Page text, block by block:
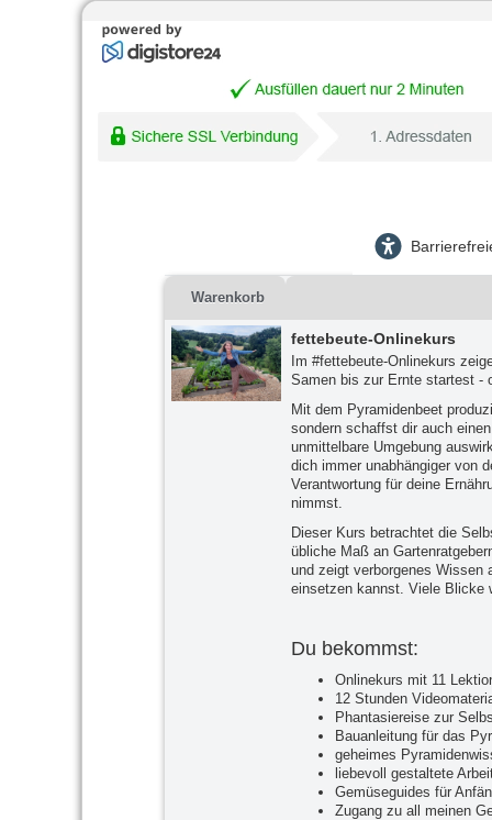
Warenkorb
fettebeute-Onlinekurs
Im #fettebeute-Onlinekurs
Samen bis zur Ernte startest -
Mit dem Pyramidenbeet
sondern schaffst dir auch
unmittelbare Umgebung
dich immer unabhängiger von
Verantwortung für deine
nimmst.
Dieser Kurs betrachtet die
übliche Maß an
und zeigt verborgenes Wissen
einsetzen kannst. Viele Blicke
Du bekommst:
Onlinekurs mit 11
12 Stunden
Phantasiereise zur
Bauanleitung für das
geheimes
liebevoll gestaltete
Gemüseguides für
Zugang zu all meinen